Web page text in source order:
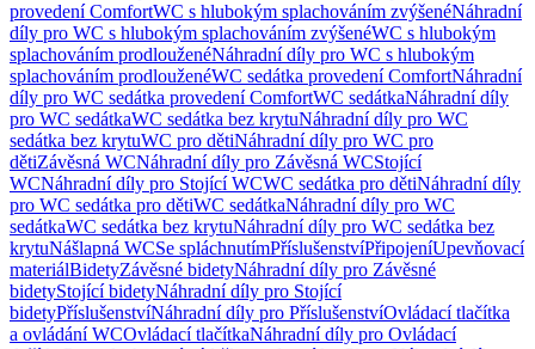
provedení ComfortWC s hlubokým splachováním zvýšenéNáhradní
díly pro WC s hlubokým splachováním zvýšenéWC s hlubokým
splachováním prodlouženéNáhradní díly pro WC s hlubokým
splachováním prodlouženéWC sedátka provedení ComfortNáhradní
díly pro WC sedátka provedení ComfortWC sedátkaNáhradní díly
pro WC sedátkaWC sedátka bez krytuNáhradní díly pro WC
sedátka bez krytuWC pro dětiNáhradní díly pro WC pro
dětiZávěsná WCNáhradní díly pro Závěsná WCStojící
WCNáhradní díly pro Stojící WCWC sedátka pro dětiNáhradní díly
pro WC sedátka pro dětiWC sedátkaNáhradní díly pro WC
sedátkaWC sedátka bez krytuNáhradní díly pro WC sedátka bez
krytuNášlapná WCSe spláchnutímPříslušenstvíPřipojeníUpevňovací
materiálBidetyZávěsné bidetyNáhradní díly pro Závěsné
bidetyStojící bidetyNáhradní díly pro Stojící
bidetyPříslušenstvíNáhradní díly pro PříslušenstvíOvládací tlačítka
a ovládání WCOvládací tlačítkaNáhradní díly pro Ovládací